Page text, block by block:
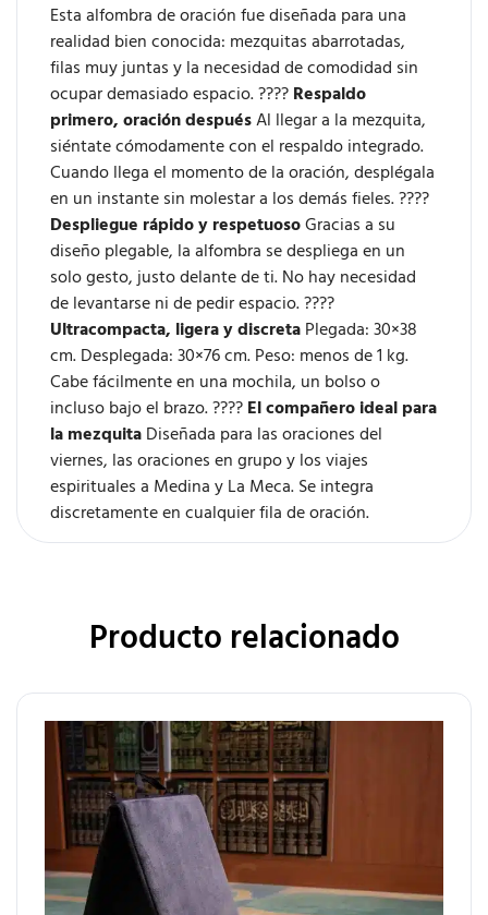
Esta alfombra de oración fue diseñada para una
realidad bien conocida: mezquitas abarrotadas,
filas muy juntas y la necesidad de comodidad sin
ocupar demasiado espacio. ????Respaldo
primero, oración despuésAl llegar a la mezquita,
siéntate cómodamente con el respaldo integrado.
Cuando llega el momento de la oración, desplégala
en un instante sin molestar a los demás fieles. ????
Despliegue rápido y respetuosoGracias a su
diseño plegable, la alfombra se despliega en un
solo gesto, justo delante de ti. No hay necesidad
de levantarse ni de pedir espacio. ????
Ultracompacta, ligera y discretaPlegada: 30×38
cm. Desplegada: 30×76 cm. Peso: menos de 1 kg.
Cabe fácilmente en una mochila, un bolso o
incluso bajo el brazo. ????El compañero ideal para
la mezquitaDiseñada para las oraciones del
viernes, las oraciones en grupo y los viajes
espirituales a Medina y La Meca. Se integra
discretamente en cualquier fila de oración.
Producto relacionado